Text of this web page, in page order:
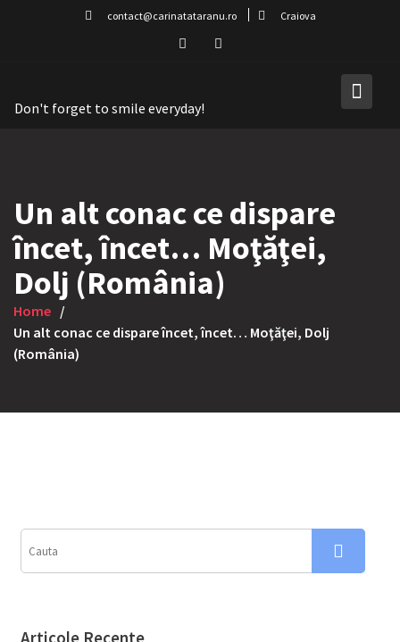
contact@carinatataranu.ro Craiova
Don't forget to smile everyday!
Un alt conac ce dispare
încet, încet… Moţăţei,
Dolj (România)
Home
Un alt conac ce dispare încet, încet… Moţăţei, Dolj
(România)
Articole Recente